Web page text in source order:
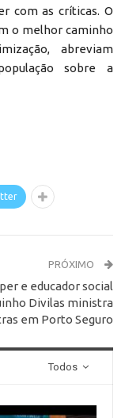
com as críticas. O
o melhor caminho
abreviam
sobre a
PRÓXIMO
e educador social
Divilas ministra
em Porto Seguro
Todos